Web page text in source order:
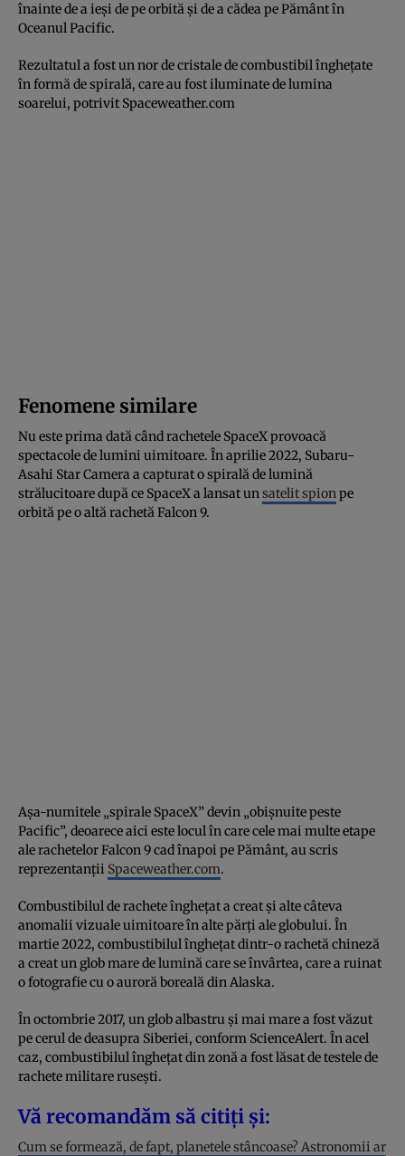
înainte de a ieși de pe orbită și de a cădea pe Pământ în
Oceanul Pacific.
Rezultatul a fost un nor de cristale de combustibil înghețate
în formă de spirală, care au fost iluminate de lumina
soarelui, potrivit Spaceweather.com
Fenomene similare
Nu este prima dată când rachetele SpaceX provoacă
spectacole de lumini uimitoare. În aprilie 2022, Subaru-
Asahi Star Camera a capturat o spirală de lumină
strălucitoare după ce SpaceX a lansat unsatelit spionpe
orbită pe o altă rachetă Falcon 9.
Așa-numitele „spirale SpaceX” devin „obișnuite peste
Pacific”, deoarece aici este locul în care cele mai multe etape
ale rachetelor Falcon 9 cad înapoi pe Pământ, au scris
reprezentanții Spaceweather.com.
Combustibilul de rachete înghețat a creat și alte câteva
anomalii vizuale uimitoare în alte părți ale globului. În
martie 2022, combustibilul înghețat dintr-o rachetă chineză
a creat un glob mare de lumină care se învârtea, care a ruinat
o fotografie cu o auroră boreală din Alaska.
În octombrie 2017, un glob albastru și mai mare a fost văzut
pe cerul de deasupra Siberiei, conform ScienceAlert. În acel
caz, combustibilul înghețat din zonă a fost lăsat de testele de
rachete militare rusești.
Vă recomandăm să citiți și:
Cum se formează, de fapt, planetele stâncoase? Astronomii ar